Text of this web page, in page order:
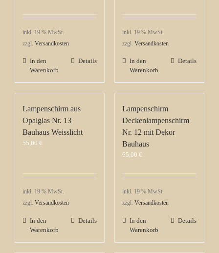
inkl. 19 % MwSt.
zzgl. Versandkosten
In den
Warenkorb
Details
inkl. 19 % MwSt.
zzgl. Versandkosten
In den
Warenkorb
Details
Lampenschirm aus
Opalglas Nr. 13
Bauhaus Weisslicht
55,00 €
inkl. 19 % MwSt.
zzgl. Versandkosten
In den
Warenkorb
Details
Lampenschirm
Deckenlampenschirm
Nr. 12 mit Dekor
Bauhaus
65,00 €
inkl. 19 % MwSt.
zzgl. Versandkosten
In den
Warenkorb
Details